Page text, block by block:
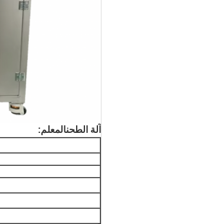
آلة الطحنالمعلم: